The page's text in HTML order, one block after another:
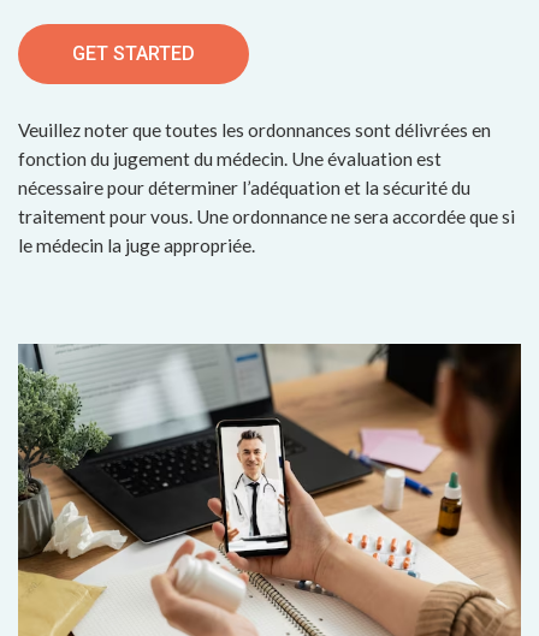
GET STARTED
Veuillez noter que toutes les ordonnances sont délivrées en
fonction du jugement du médecin. Une évaluation est
nécessaire pour déterminer l’adéquation et la sécurité du
traitement pour vous. Une ordonnance ne sera accordée que si
le médecin la juge appropriée.